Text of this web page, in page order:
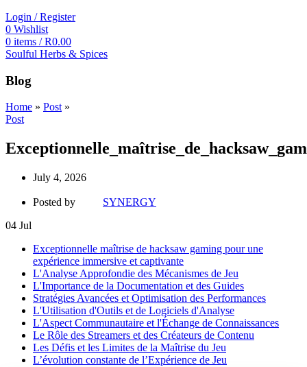
Login / Register
0 Wishlist
0 items / R0.00
Soulful Herbs & Spices
Blog
Home » Post»
Post
July 4, 2026
Posted by
SYNERGY
04 Jul
Exceptionnelle maîtrise de hacksaw gaming pour une
expérience immersive et captivante
L'Analyse Approfondie des Mécanismes de Jeu
L'Importance de la Documentation et des Guides
Stratégies Avancées et Optimisation des Performances
L'Utilisation d'Outils et de Logiciels d'Analyse
L'Aspect Communautaire et l'Échange de Connaissances
Le Rôle des Streamers et des Créateurs de Contenu
Les Défis et les Limites de la Maîtrise du Jeu
L’évolution constante de l’Expérience de Jeu